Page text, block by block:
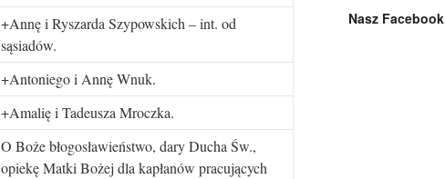
+Annę i Ryszarda Szypowskich – int. od
sąsiadów.
+Antoniego i Annę Wnuk.
+Amalię i Tadeusza Mroczka.
O Boże błogosławieństwo, dary Ducha Św.,
opiekę Matki Bożej dla kapłanów pracujących
Nasz Facebook